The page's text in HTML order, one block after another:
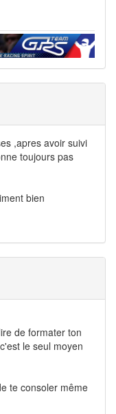
,apres avoir suivi
toujours pas
bien
de formater ton
le seul moyen
te consoler même